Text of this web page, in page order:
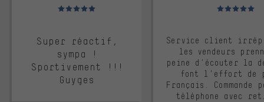
Note moyenne : 5 sur 5
Super réactif,
sympa !
Sportivement !!!
Guyges
Note moyenne :
Service client
les vendeurs
peine d'écouter la
font l'effort de
Français. Commande
téléphone avec